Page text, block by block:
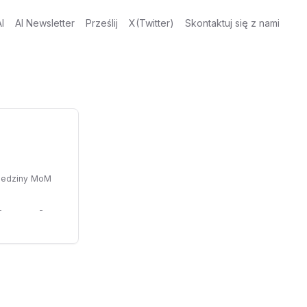
AI Newsletter Prześlij X(Twitter) Skontaktuj się z nami
MoM
-